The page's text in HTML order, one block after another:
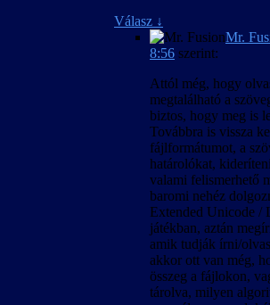
Válasz ↓
Mr.
8:56 szerint:
Attól még, hogy
megtalálható a
biztos, hogy meg is
Továbbra is vissza
fájlformátumot, a
határolókat,
valami felismerhető
baromi nehéz
Extended Unicode /
játékban, aztán
amik tudják írni/
akkor ott van még,
összeg a fájlokon,
tárolva, milyen